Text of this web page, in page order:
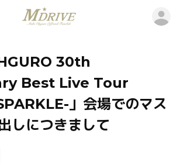
30th
Best Live Tour
」会場でのマス
しにつきまして